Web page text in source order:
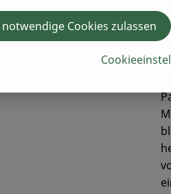
Cookies zulassen